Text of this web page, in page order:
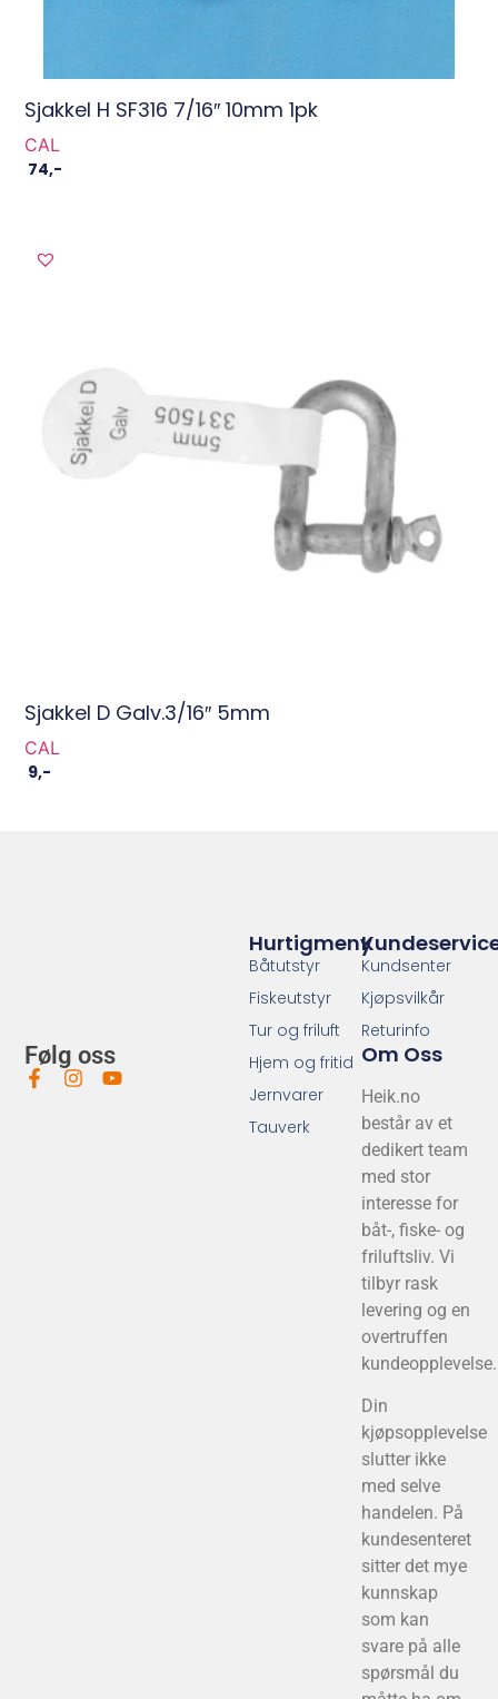
Sjakkel H SF316 7/16″ 10mm 1pk
CAL
74,-
Sjakkel D Galv.3/16″ 5mm
CAL
9,-
Følg oss
Kundsenter
Kjøpsvilkår
Returinfo
Om Oss
Heik.no
består av et
dedikert team
med stor
interesse for
båt-, fiske- og
friluftsliv. Vi
tilbyr rask
levering og en
overtruffen
kundeopplevelse.
Din
kjøpsopplevelse
slutter ikke
med selve
handelen. På
kundesenteret
sitter det mye
kunnskap
som kan
svare på alle
spørsmål du
Hurtigmeny
Båtutstyr
Fiskeutstyr
Tur og friluft
Hjem og fritid
Jernvarer
Tauverk